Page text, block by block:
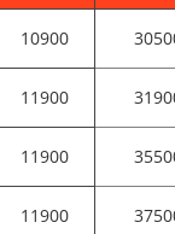
10900
11900
11900
11900